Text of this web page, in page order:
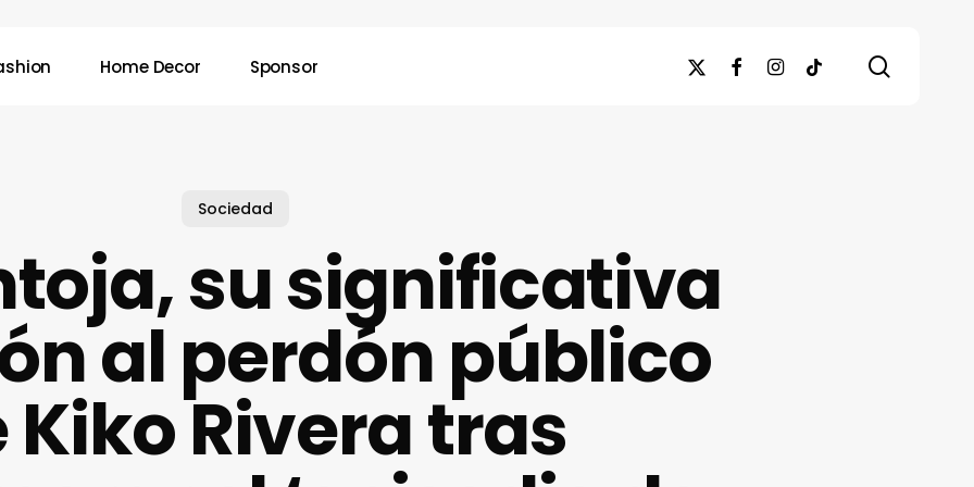
Home Decor Sponsor
x-
facebookinstagram
tiktok
Sociedad
su significativa
al perdón público
Kiko Rivera tras